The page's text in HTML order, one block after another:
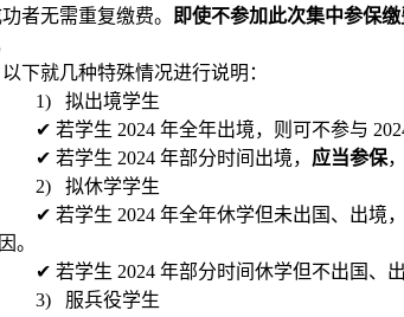
者无需重复缴费。
即使不参加此次集中参保
以下就几种特殊情况进行说明：
1)
拟出境学生
✔ 若学生 2024 年全年出境，则可不参与
✔ 若学生 2024 年部分时间出境， 应当参保
2)
拟休学学生
✔ 若学生 2024 年全年休学但未出国、出境，
因。
✔ 若学生 2024 年部分时间休学但不出国、出
3)
服兵役学生